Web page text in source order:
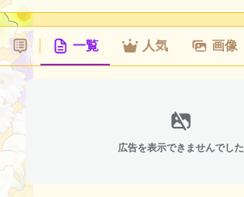
一覧 人気 画像
広告を表示できませんでした